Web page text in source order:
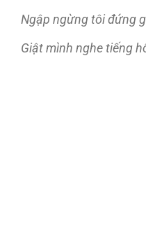
Ngập ngừng tôi đứng
Giật mình nghe tiếng